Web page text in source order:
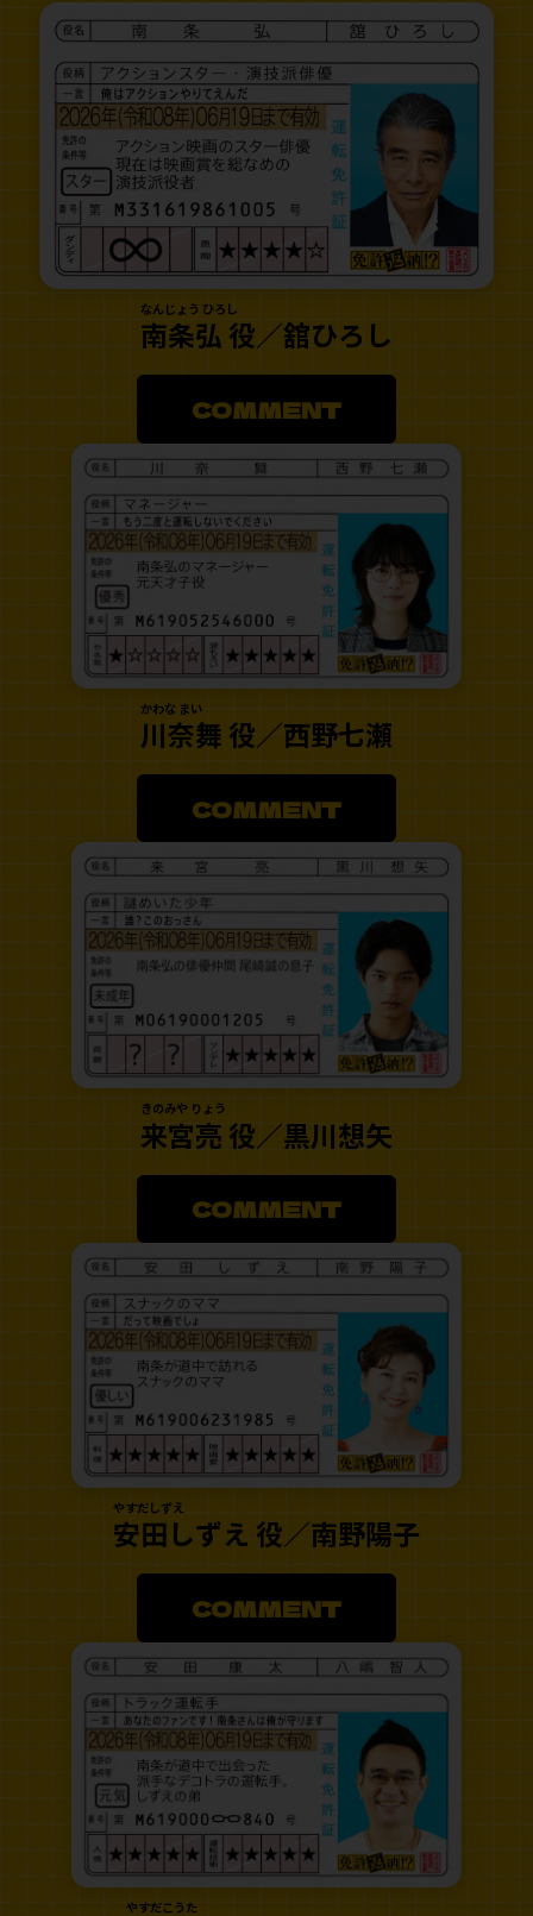
なんじょう ひろし
南条弘 役／舘ひろし
COMMENT
かわな まい
川奈舞 役／西野七瀬
COMMENT
きのみや りょう
来宮亮 役／黒川想矢
COMMENT
やすだしずえ
安田しずえ 役／南野陽子
COMMENT
やすだこうた